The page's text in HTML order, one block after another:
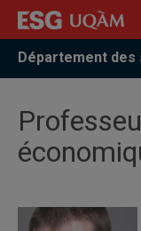
Accéder
recherche
Accéder
menu
pricipal
Accéder
zone
Département